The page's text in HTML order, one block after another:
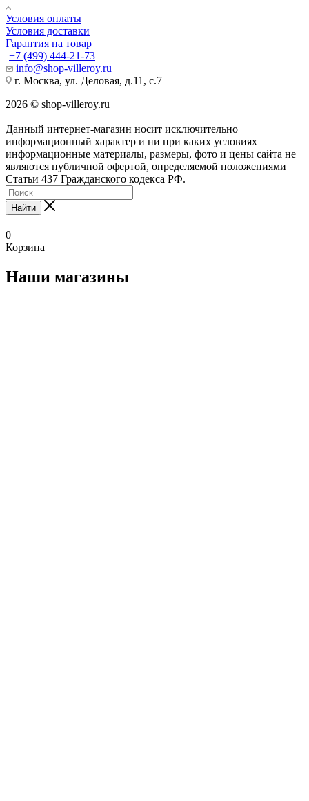
Условия оплаты
Условия доставки
Гарантия на товар
+7 (499) 444-21-73
info@shop-villeroy.ru
г. Москва, ул. Деловая, д.11, с.7
2026 © shop-villeroy.ru
Данный интернет-магазин носит исключительно
информационный характер и ни при каких условиях
информационные материалы, размеры, фото и цены сайта не
являются публичной офертой, определяемой положениями
Статьи 437 Гражданского кодекса РФ.
Найти
0
Корзина
Наши магазины